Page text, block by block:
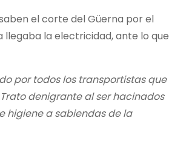
el corte del Güerna por el
llegaba la electricidad, ante lo que
por todos los transportistas que
denigrante al ser hacinados
higiene a sabiendas de la